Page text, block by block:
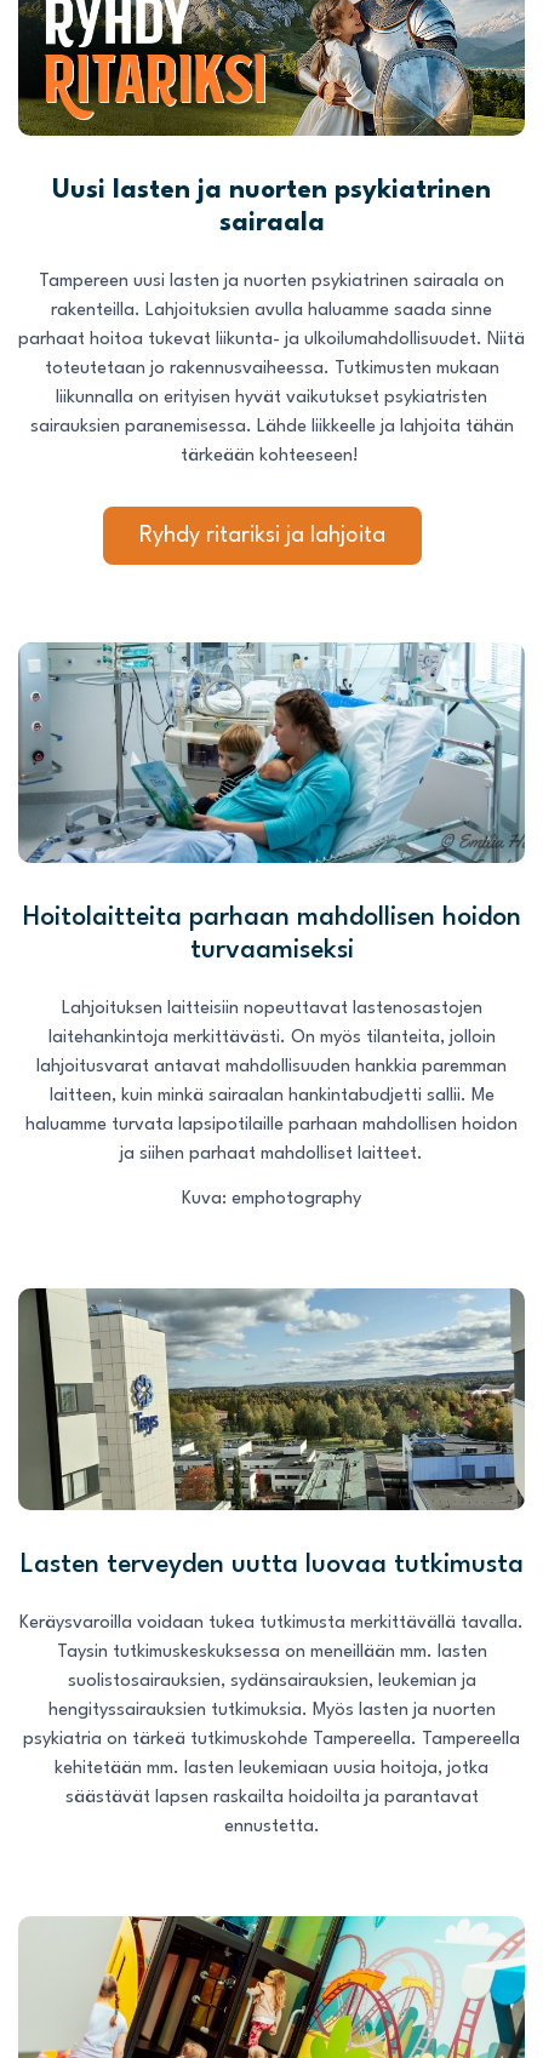
Uusi lasten ja nuorten psykiatrinen
sairaala
Tampereen uusi lasten ja nuorten psykiatrinen sairaala on
rakenteilla. Lahjoituksien avulla haluamme saada sinne
parhaat hoitoa tukevat liikunta- ja ulkoilumahdollisuudet. Niitä
toteutetaan jo rakennusvaiheessa. Tutkimusten mukaan
liikunnalla on erityisen hyvät vaikutukset psykiatristen
sairauksien paranemisessa. Lähde liikkeelle ja lahjoita tähän
tärkeään kohteeseen!
Ryhdy ritariksi ja lahjoita
Hoitolaitteita parhaan mahdollisen hoidon
turvaamiseksi
Lahjoituksen laitteisiin nopeuttavat lastenosastojen
laitehankintoja merkittävästi. On myös tilanteita, jolloin
lahjoitusvarat antavat mahdollisuuden hankkia paremman
laitteen, kuin minkä sairaalan hankintabudjetti sallii. Me
haluamme turvata lapsipotilaille parhaan mahdollisen hoidon
ja siihen parhaat mahdolliset laitteet.
Kuva: emphotography
Lasten terveyden uutta luovaa tutkimusta
Keräysvaroilla voidaan tukea tutkimusta merkittävällä tavalla.
Taysin tutkimuskeskuksessa on meneillään mm. lasten
suolistosairauksien, sydänsairauksien, leukemian ja
hengityssairauksien tutkimuksia. Myös lasten ja nuorten
psykiatria on tärkeä tutkimuskohde Tampereella. Tampereella
kehitetään mm. lasten leukemiaan uusia hoitoja, jotka
säästävät lapsen raskailta hoidoilta ja parantavat
ennustetta.